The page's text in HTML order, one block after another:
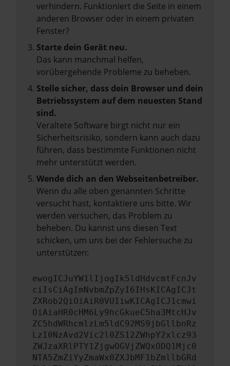
verhindern. Funktioniert die Seite in einem
anderen Browser oder in einem privaten
Fenster?
Starte dein Gerät neu.
Das kann manchmal helfen,
vorübergehende Probleme zu beheben.
Stelle sicher, dass dein Browser und dein
Betriebssystem auf dem neuesten Stand
sind.
Veraltete Software birgt nicht nur ein
Sicherheitsrisiko, sondern kann auch dazu
führen, dass bestimmte Funktionen nicht
mehr unterstützt werden.
Wende dich an den Webseitenbetreiber.
Wenn du alle oben genannten Schritte
versucht hast, kontaktiere uns bitte. Wir
werden versuchen, das Problem zu
beheben. Du kannst uns diesen Text
schicken, um uns bei der Fehlersuche zu
unterstützen:
ewogICJuYW1lIjogIk5ldHdvcmtFcnJv
ciIsCiAgImNvbmZpZyI6IHsKICAgICJt
ZXRob2QiOiAiR0VUIiwKICAgICJ1cmwi
OiAiaHR0cHM6Ly9hcGkueC5ha3MtcHJv
ZC5hdWRhcmlzLm5ldC92MS9jbGllbnRz
LzI0NzAvd2Vic2l0ZS12ZWhpY2xlcz93
ZWJzaXRlPTY1ZjgwOGVjZWQxODQ1Mjc0
NTA5ZmZiYyZmaWx0ZXJbMF1bZmllbGRd